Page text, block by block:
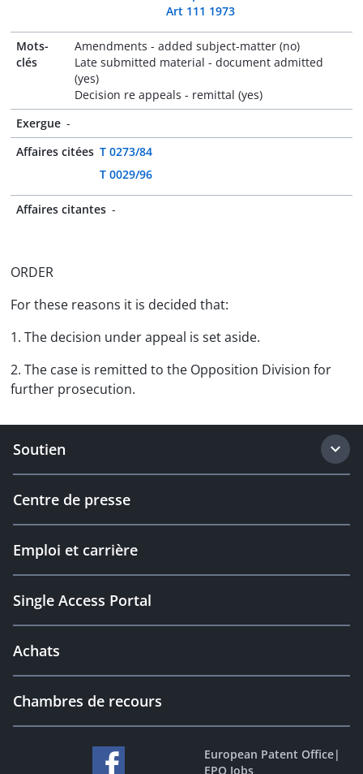
Art 111 1973
Mots-
clés
Amendments - added subject-matter (no)
Late submitted material - document admitted
(yes)
Decision re appeals - remittal (yes)
Exergue -
Affaires citées T 0273/84
T 0029/96
Affaires citantes -
ORDER
For these reasons it is decided that:
1. The decision under appeal is set aside.
2. The case is remitted to the Opposition Division for
further prosecution.
Soutien
Centre de presse
Emploi et carrière
Single Access Portal
Achats
Chambres de recours
European Patent Office|
EPO Jobs